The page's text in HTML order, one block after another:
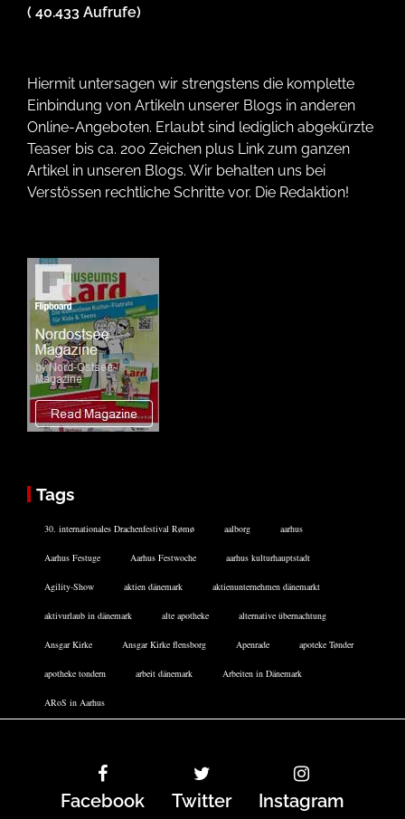
( 40.433 Aufrufe)
Hiermit untersagen wir strengstens die komplette
Einbindung von Artikeln unserer Blogs in anderen
Online-Angeboten. Erlaubt sind lediglich abgekürzte
Teaser bis ca. 200 Zeichen plus Link zum ganzen
Artikel in unseren Blogs. Wir behalten uns bei
Verstössen rechtliche Schritte vor. Die Redaktion!
Tags
30. internationales Drachenfestival Rømø aalborg aarhus
Aarhus Festuge Aarhus Festwoche aarhus kulturhauptstadt
Agility-Show aktien dänemark aktienunternehmen dänemarkt
aktivurlaub in dänemark alte apotheke alternative übernachtung
Ansgar Kirke Ansgar Kirke flensborg Apenrade apoteke Tønder
apotheke tondern arbeit dänemark Arbeiten in Dänemark
ARoS in Aarhus
Facebook Twitter Instagram